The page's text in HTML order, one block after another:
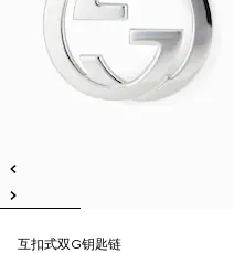
互扣式双G钥匙链